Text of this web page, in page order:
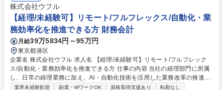
全体を支える存在をめざします。 募集職種 [大阪(北浜)/経理]日本製鉄の指
定商社/土日祝休/残業20h未満/年休125/賞与6か月
株式会社ウフル
【経理/未経験可】リモート/フルフレックス/自動化・業
務効率化を推進できる方 財務会計
月給39万5834円～95万円
東京都港区
企業名 株式会社ウフル 求人名 【経理/未経験可】リモート/フルフレック
ス/自動化・業務効率化を推進できる方 仕事の内容 当社の経理部門に所属
し、日常の経理業務に加え、AI・自動化技術を活用した業務改革の推進を
担っていただきます。経理未経験でもの場合でも、業務知識を主体的に学
業界未経験歓迎 副業・WワークOK 資格取得支援あり
転勤なし